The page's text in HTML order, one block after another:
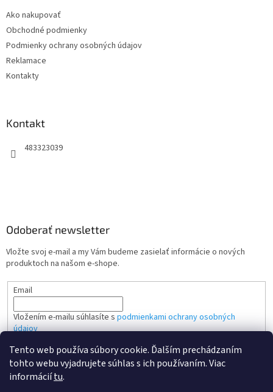
Tento web používa súbory cookie. Ďalším prechádzaním
tohto webu vyjadrujete súhlas s ich používaním. Viac
informáciítu.
Ako nakupovať
Obchodné podmienky
Podmienky ochrany osobných údajov
Reklamace
Kontakty
Kontakt
483323039
Odoberať newsletter
Vložte svoj e-mail a my Vám budeme zasielať informácie o nových
produktoch na našom e-shope.
Email
Vložením e-mailu súhlasíte s podmienkami ochrany osobných
údajov
PRIHLÁSIŤ SA